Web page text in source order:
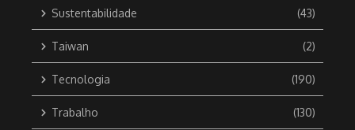
Sustentabilidade (43)
Taiwan (2)
Tecnologia (190)
Trabalho (130)